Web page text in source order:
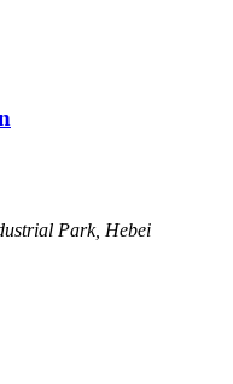
Park, Hebei